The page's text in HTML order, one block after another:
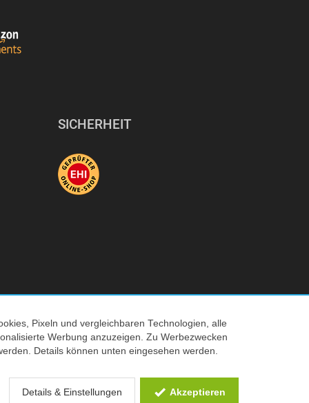
SICHERHEIT
© 2026 Tecedo
Pixeln und vergleichbaren Technologien, alle
Werbung anzuzeigen. Zu Werbezwecken
Details können unten eingesehen werden.
Details & Einstellungen Akzeptieren